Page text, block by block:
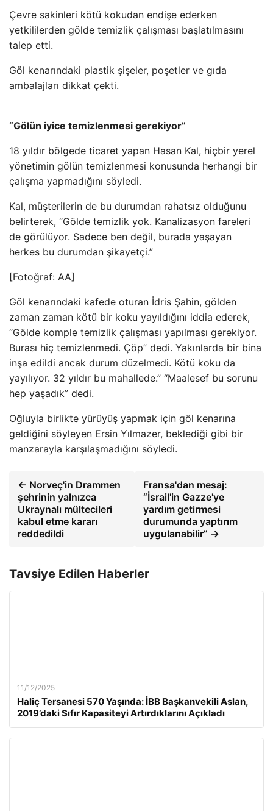
Çevre sakinleri kötü kokudan endişe ederken
yetkililerden gölde temizlik çalışması başlatılmasını
talep etti.
Göl kenarındaki plastik şişeler, poşetler ve gıda
ambalajları dikkat çekti.
“Gölün iyice temizlenmesi gerekiyor”
18 yıldır bölgede ticaret yapan Hasan Kal, hiçbir yerel
yönetimin gölün temizlenmesi konusunda herhangi bir
çalışma yapmadığını söyledi.
Kal, müşterilerin de bu durumdan rahatsız olduğunu
belirterek, “Gölde temizlik yok. Kanalizasyon fareleri
de görülüyor. Sadece ben değil, burada yaşayan
herkes bu durumdan şikayetçi.”
[Fotoğraf: AA]
Göl kenarındaki kafede oturan İdris Şahin, gölden
zaman zaman kötü bir koku yayıldığını iddia ederek,
“Gölde komple temizlik çalışması yapılması gerekiyor.
Burası hiç temizlenmedi. Çöp” dedi. Yakınlarda bir bina
inşa edildi ancak durum düzelmedi. Kötü koku da
yayılıyor. 32 yıldır bu mahallede.” “Maalesef bu sorunu
hep yaşadık” dedi.
Oğluyla birlikte yürüyüş yapmak için göl kenarına
geldiğini söyleyen Ersin Yılmazer, beklediği gibi bir
manzarayla karşılaşmadığını söyledi.
← Norveç'in Drammen
şehrinin yalnızca
Ukraynalı mültecileri
kabul etme kararı
reddedildi
Fransa'dan mesaj:
“İsrail'in Gazze'ye
yardım getirmesi
durumunda yaptırım
uygulanabilir” →
Tavsiye Edilen Haberler
11/12/2025
Haliç Tersanesi 570 Yaşında: İBB Başkanvekili Aslan,
2019’daki Sıfır Kapasiteyi Artırdıklarını Açıkladı